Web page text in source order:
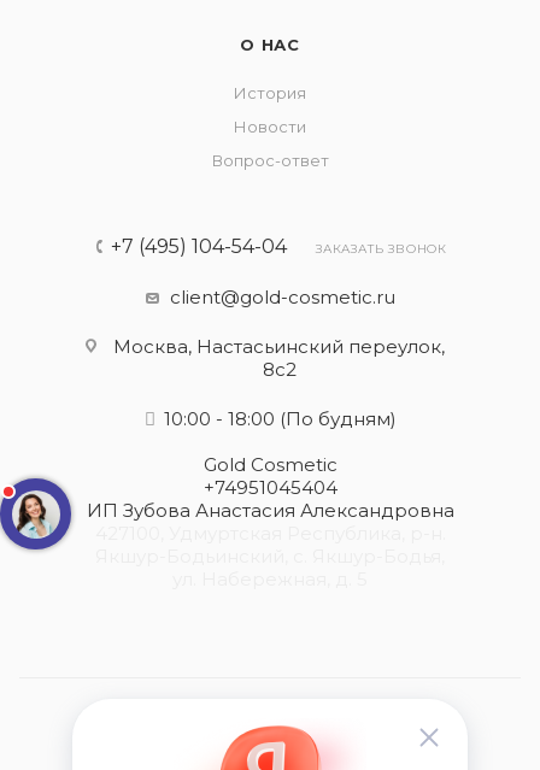
О НАС
История
Новости
Вопрос-ответ
+7 (495) 104-54-04 ЗАКАЗАТЬ ЗВОНОК
client@gold-cosmetic.ru
Москва, Настасьинский переулок,
8с2
10:00 - 18:00 (По будням)
Gold Cosmetic
+74951045404
ИП Зубова Анастасия Александровна